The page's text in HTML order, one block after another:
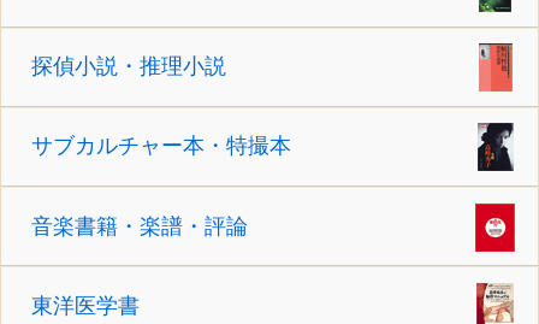
探偵小説・推理小説
サブカルチャー本・特撮本
音楽書籍・楽譜・評論
東洋医学書